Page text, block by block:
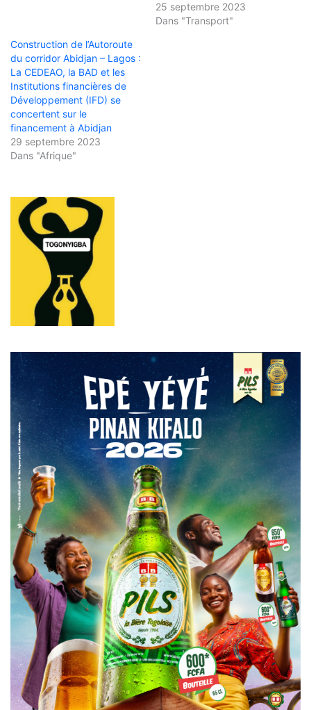
25 septembre 2023
Dans "Transport"
Construction de l’Autoroute
du corridor Abidjan – Lagos :
La CEDEAO, la BAD et les
Institutions financières de
Développement (IFD) se
concertent sur le
financement à Abidjan
29 septembre 2023
Dans "Afrique"